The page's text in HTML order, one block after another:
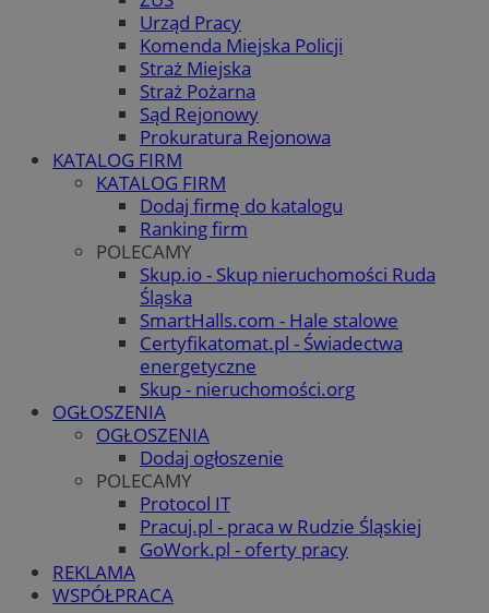
Urząd Pracy
Komenda Miejska Policji
Straż Miejska
Straż Pożarna
Sąd Rejonowy
Prokuratura Rejonowa
KATALOG FIRM
KATALOG FIRM
Dodaj firmę do katalogu
Ranking firm
POLECAMY
Skup.io - Skup nieruchomości Ruda
Śląska
SmartHalls.com - Hale stalowe
Certyfikatomat.pl - Świadectwa
energetyczne
Skup - nieruchomości.org
OGŁOSZENIA
OGŁOSZENIA
Dodaj ogłoszenie
POLECAMY
Protocol IT
Pracuj.pl - praca w Rudzie Śląskiej
GoWork.pl - oferty pracy
REKLAMA
WSPÓŁPRACA